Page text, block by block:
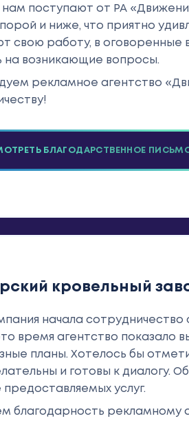
поступают от РА
и ниже, что приятно
свою работу, в оговоренные
на возникающие вопросы.
рекламное агентство
БЛАГОДАРСТВЕННОЕ
кровельный
начала
время агентство показало
планы. Хотелось бы
и готовы к диалогу.
предоставляемых услуг.
благодарность рекламному